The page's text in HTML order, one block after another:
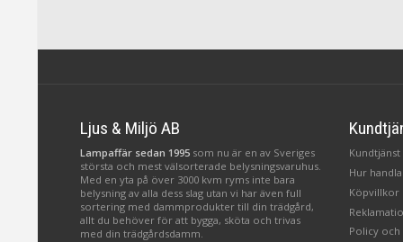
Ljus & Miljö AB
Lampaffär sedan 1995 som nu är en av Sveriges
största och mest välsorterade belysningsvaruhus.
Med en yta på över 3000 kvm ryms inte bara
belysning av alla dess slag utan vi har även full
sortering med dammprodukter till din trädgård,
allt du behöver för att bygga, sköta och trivas
med din trädgårdsdamm.
Hur
Köpvillkor
Policy